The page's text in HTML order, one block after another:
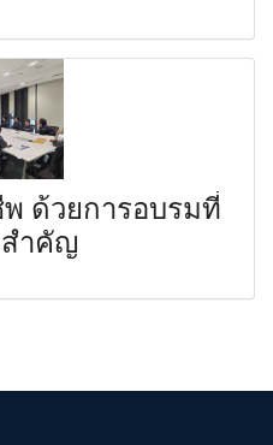
ด้วยการอบรมที่
ำคัญ